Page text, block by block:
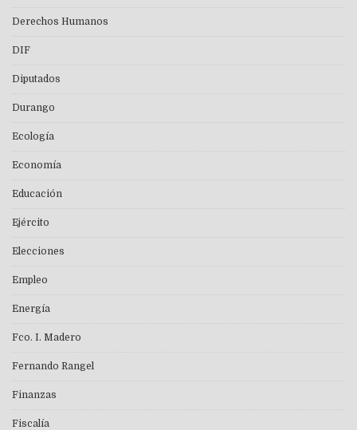
Derechos Humanos
DIF
Diputados
Durango
Ecología
Economía
Educación
Ejército
Elecciones
Empleo
Energía
Fco. I. Madero
Fernando Rangel
Finanzas
Fiscalía